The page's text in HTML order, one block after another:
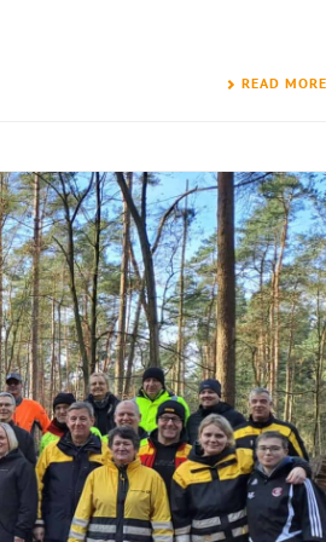
READ MORE